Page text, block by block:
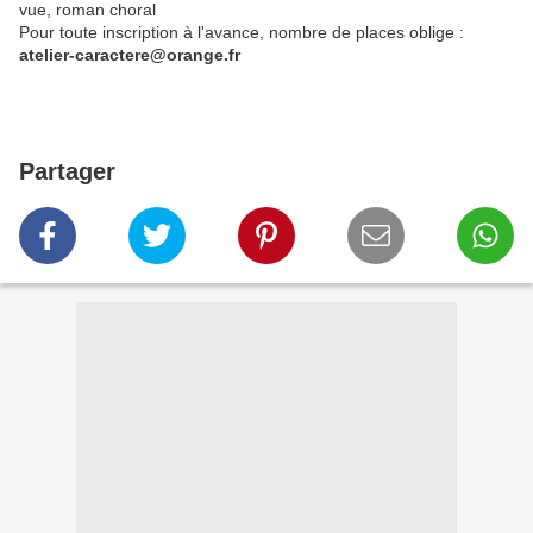
vue, roman choral
Pour toute inscription à l'avance, nombre de places oblige :
atelier-caractere@orange.fr
Partager